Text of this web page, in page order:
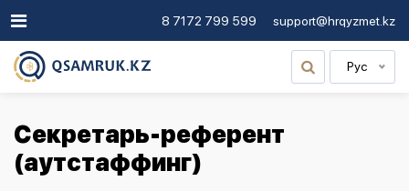
8 7172 799 599 support@hrqyzmet.kz
Рус
Секретарь-референт
(аутстаффинг)